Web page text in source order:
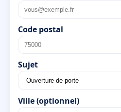
Code postal
Sujet
Ville (optionnel)